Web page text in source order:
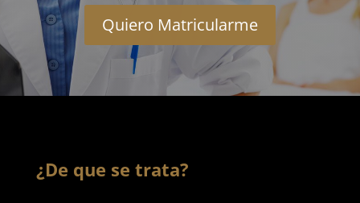
Quiero Matricularme
¿De que se trata?